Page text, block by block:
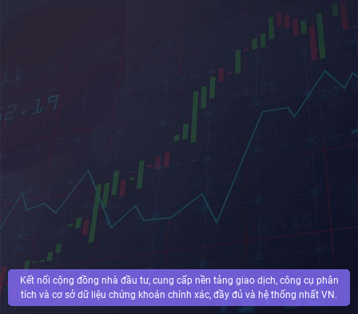
Kết nối cộng đồng nhà đầu tư, cung cấp nền tảng giao dịch, công cụ phân
tích và cơ sở dữ liệu chứng khoán chính xác, đầy đủ và hệ thống nhất VN.